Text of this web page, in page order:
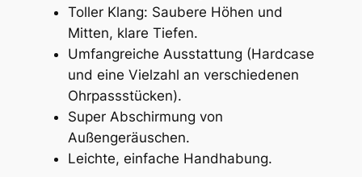
Toller Klang: Saubere Höhen und
Mitten, klare Tiefen.
Umfangreiche Ausstattung (Hardcase
und eine Vielzahl an verschiedenen
Ohrpassstücken).
Super Abschirmung von
Außengeräuschen.
Leichte, einfache Handhabung.